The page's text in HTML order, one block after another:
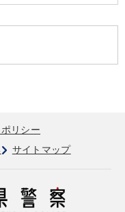
リシー
サイトマップ